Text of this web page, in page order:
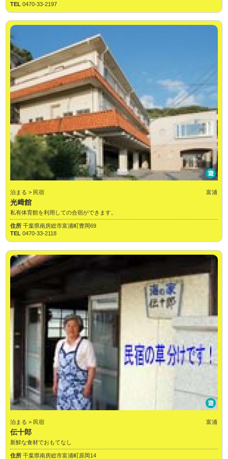
TEL0470-33-2197
遊
泊まる > 民宿 富浦
光﨑館
私有体育館を利用しての合宿ができます。
住所千葉県南房総市富浦町豊岡69
TEL0470-33-2118
遊
泊まる > 民宿 富浦
伝十郎
新鮮な食材でおもてなし
住所千葉県南房総市富浦町原岡14